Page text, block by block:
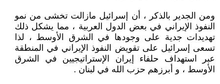
ومن الجدير بالذكر ، أن إسرائيل مازالت تخشى من نمو
النفوذ الإيراني في بعض الدول العربية ، مما يشكل ذلك
تهديدات جدية على وجودها في الشرق الأوسط ، لذا
تسعى إسرائيل على تقويض النفوذ الإيراني في المنطقة
عبر استهداف حلفاء إيران الإستراتيجيين في الشرق
الأوسط ، و أبرزهم حزب الله في لبنان .